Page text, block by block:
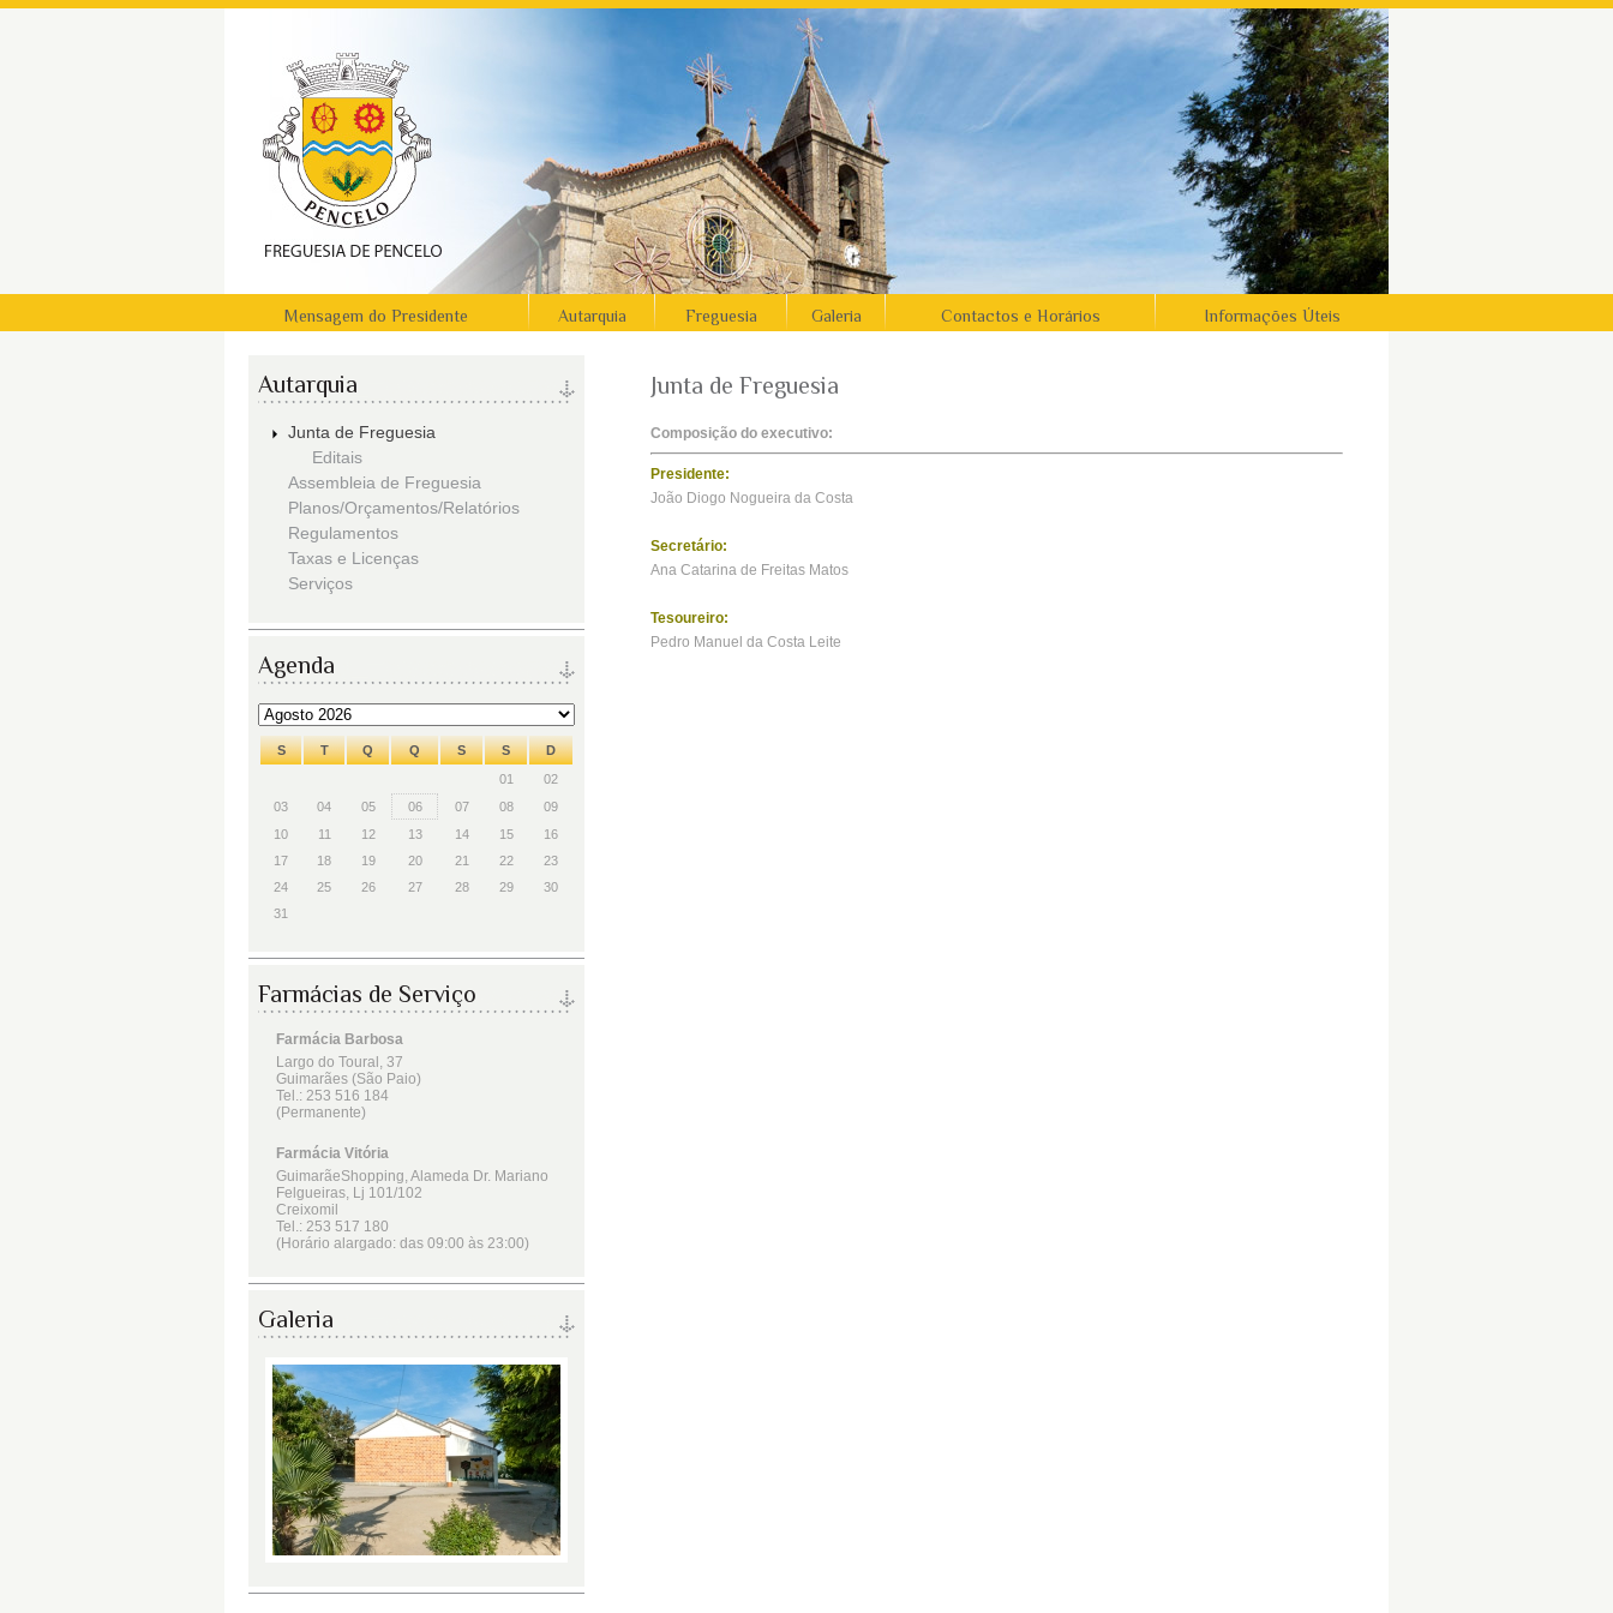
Mensagem do Presidente Autarquia Freguesia Galeria Contactos e Horários Informações Úteis
Autarquia
Junta de Freguesia
Editais
Assembleia de Freguesia
Planos/Orçamentos/Relatórios
Regulamentos
Taxas e Licenças
Serviços
Agenda
S T Q Q S S
D
01
02
03
04 05 06 07 08
09
10
11 12 13 14 15
16
17
18 19 20 21 22
23
24
25 26 27 28 29
30
31
Farmácias de Serviço
Galeria
Junta de Freguesia
Composição do executivo:
Presidente:
João Diogo Nogueira da Costa
Secretário:
Ana Catarina de Freitas Matos
Tesoureiro:
Pedro Manuel da Costa Leite